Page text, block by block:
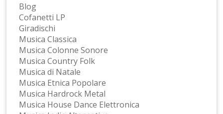
Blog
Cofanetti LP
Giradischi
Musica Classica
Musica Colonne Sonore
Musica Country Folk
Musica di Natale
Musica Etnica Popolare
Musica Hardrock Metal
Musica House Dance Elettronica